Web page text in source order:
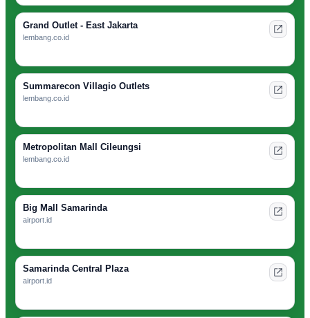
Grand Outlet - East Jakarta
lembang.co.id
Summarecon Villagio Outlets
lembang.co.id
Metropolitan Mall Cileungsi
lembang.co.id
Big Mall Samarinda
airport.id
Samarinda Central Plaza
airport.id